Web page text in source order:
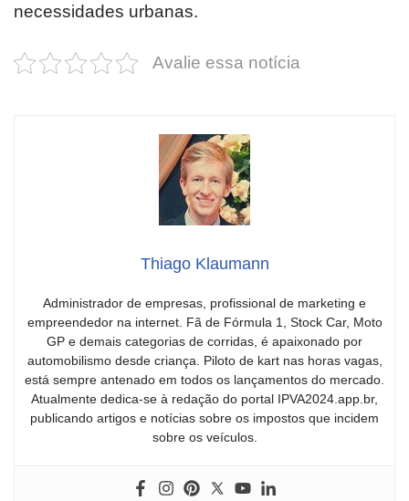
necessidades urbanas.
Avalie essa notícia
Thiago Klaumann
Administrador de empresas, profissional de marketing e
empreendedor na internet. Fã de Fórmula 1, Stock Car, Moto
GP e demais categorias de corridas, é apaixonado por
automobilismo desde criança. Piloto de kart nas horas vagas,
está sempre antenado em todos os lançamentos do mercado.
Atualmente dedica-se à redação do portal IPVA2024.app.br,
publicando artigos e notícias sobre os impostos que incidem
sobre os veículos.